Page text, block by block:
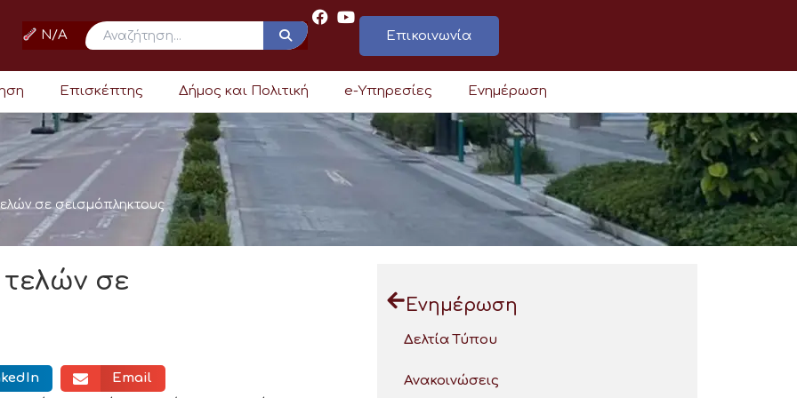
N/A Επικοινωνία
Επισκέπτης Δήμος και Πολιτική e-Υπηρεσίες Ενημέρωση
σε σεισμόπληκτους
σε
Email
Ενημέρωση
Δελτία Τύπου
Ανακοινώσεις